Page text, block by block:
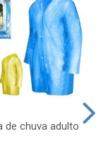
de chuva adulto